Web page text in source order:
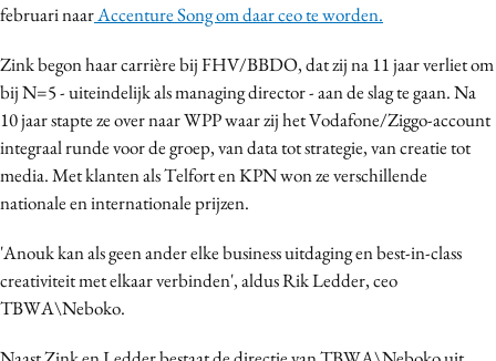
Artificial Intelligence
Campagnes
Carriere
Contentmarketing
Craft
Customer Experience
Data & Insights
Design
Digital transformation
Diversiteit
februari naarAccenture Song om daar ceo te worden.
Zinkbegon haar carrière bij FHV/BBDO, dat zij na 11 jaar verliet om
bij N=5 - uiteindelijk als managing director - aan de slag te gaan. Na
10 jaar staptezeover naar WPP waar zij het Vodafone/Ziggo-account
integraal runde voor de groep, van data tot strategie, van creatie tot
media. Met klanten als Telfort en KPN won ze verschillende
nationale en internationale prijzen.
'Anouk kan als geen ander elke business uitdaging en best-in-class
creativiteit met elkaar verbinden', aldus Rik Ledder, ceo
TBWA\Neboko.